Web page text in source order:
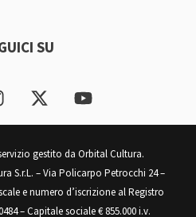
SU
X
-
t
i
t
t
Y
o
u
u
b
e
gestito da Orbital Cultura.
S.r.L. – Via Policarpo Petrocchi 24 –
e numero d’iscrizione al Registro
– Capitale sociale € 855.000 i.v.